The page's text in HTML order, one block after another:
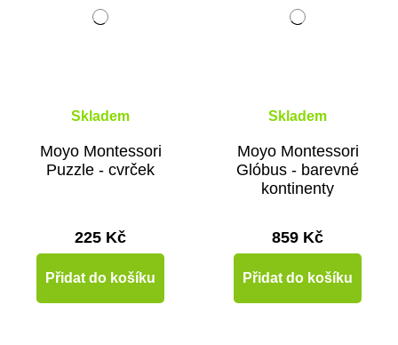
Skladem
Moyo Montessori
Puzzle - cvrček
225 Kč
Přidat do košíku
Skladem
Moyo Montessori
Glóbus - barevné
kontinenty
859 Kč
Přidat do košíku